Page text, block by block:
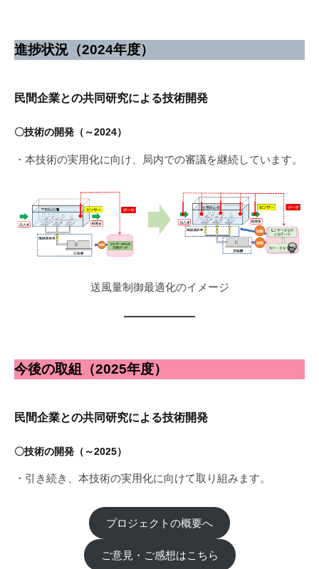
進捗状況（2024年度）
民間企業との共同研究による技術開発
〇技術の開発（～2024）
・本技術の実用化に向け、局内での審議を継続しています。
送風量制御最適化のイメージ
今後の取組（2025年度）
民間企業との共同研究による技術開発
〇技術の開発（～2025）
・引き続き、本技術の実用化に向けて取り組みます。
プロジェクトの概要へ
ご意見・ご感想はこちら